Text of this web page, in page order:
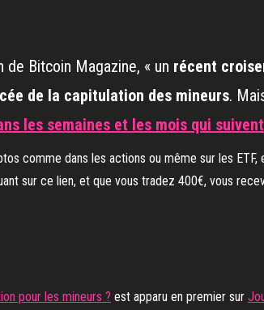
de Bitcoin Magazine, « un récent
de la capitulation des mineurs.
les semaines et les mois qui suivent
comme dans les actions ou même sur les
sur ce lien, et que vous tradez 400€, vous
pour les mineurs ? est apparu en premier sur